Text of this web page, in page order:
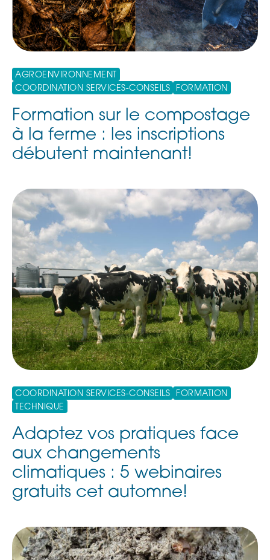
AGROENVIRONNEMENT
COORDINATION SERVICES-CONSEILS
FORMATION
Formation sur le compostage
à la ferme : les inscriptions
débutent maintenant!
COORDINATION SERVICES-CONSEILS
FORMATION
TECHNIQUE
Adaptez vos pratiques face
aux changements
climatiques : 5 webinaires
gratuits cet automne!